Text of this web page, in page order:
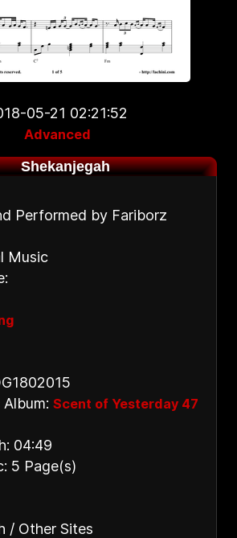
05-21 02:21:52
Advanced
Shekanjegah
Performed by Fariborz
Music
Scent of Yesterday 47
04:49
5 Page(s)
/ Other Sites